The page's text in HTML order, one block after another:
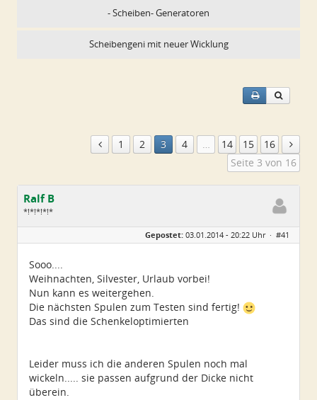
- Scheiben- Generatoren
Scheibengeni mit neuer Wicklung
1 2 3 4 … 14 15
16
Seite 3 von 16
Ralf B
*!*!*!*!*
Geschlecht:
keine Angabe
Beiträge:
659
Gepostet: 03.01.2014 - 20:22 Uhr · #41
Sooo....
Weihnachten, Silvester, Urlaub vorbei!
Nun kann es weitergehen.
Die nächsten Spulen zum Testen sind fertig!
Das sind die Schenkeloptimierten
Leider muss ich die anderen Spulen noch mal
wickeln..... sie passen aufgrund der Dicke nicht
überein.